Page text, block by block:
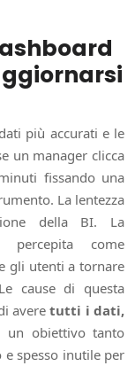
più accurati e le
un manager clicca
fissando una
La lentezza
della BI. La
percepita come
gli utenti a tornare
cause di questa
averetutti i dati,
un obiettivo tanto
spesso inutile per